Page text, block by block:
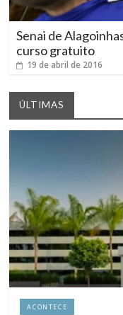
Senai de
curso gratuito
19 de abril de 2016
ÚLTIMAS
ACONTECE